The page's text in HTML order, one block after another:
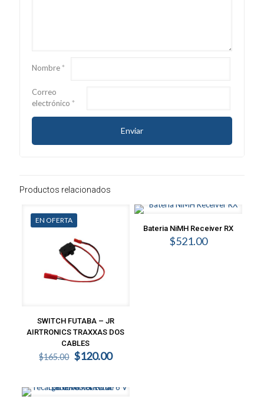
Nombre*
Correo
electrónico *
Productos relacionados
EN OFERTA
SWITCH FUTABA – JR
AIRTRONICS TRAXXAS DOS
CABLES
$165.00 Original
$165.00.
$120.00Current
$120.00.
Bateria NiMH Receiver RX
$521.00